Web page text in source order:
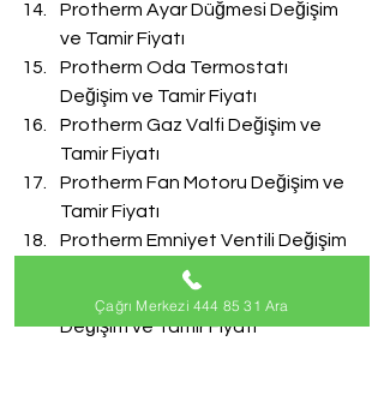
Protherm Ayar Düğmesi Değişim
ve Tamir Fiyatı
Protherm Oda Termostatı
Değişim ve Tamir Fiyatı
Protherm Gaz Valfi Değişim ve
Tamir Fiyatı
Protherm Fan Motoru Değişim ve
Tamir Fiyatı
Protherm Emniyet Ventili Değişim
ve Tamir Fiyatı
Protherm Doldurma Musluğu
Değişim ve Tamir Fiyatı
Çağrı Merkezi 444 85 31 Ara